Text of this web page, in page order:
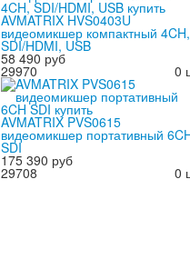
AVMATRIX HVS0403U
видеомикшер компактный 4CH,
SDI/HDMI, USB
58 490 руб
0
29970
AVMATRIX PVS0615
видеомикшер портативный
SDI
175 390 руб
0
29708